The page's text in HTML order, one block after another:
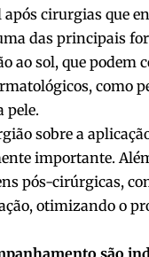
cirurgias que
das principais
ao sol, que
como
pele.
sobre a
importante.
pós-cirúrgicas,
otimizando o
são